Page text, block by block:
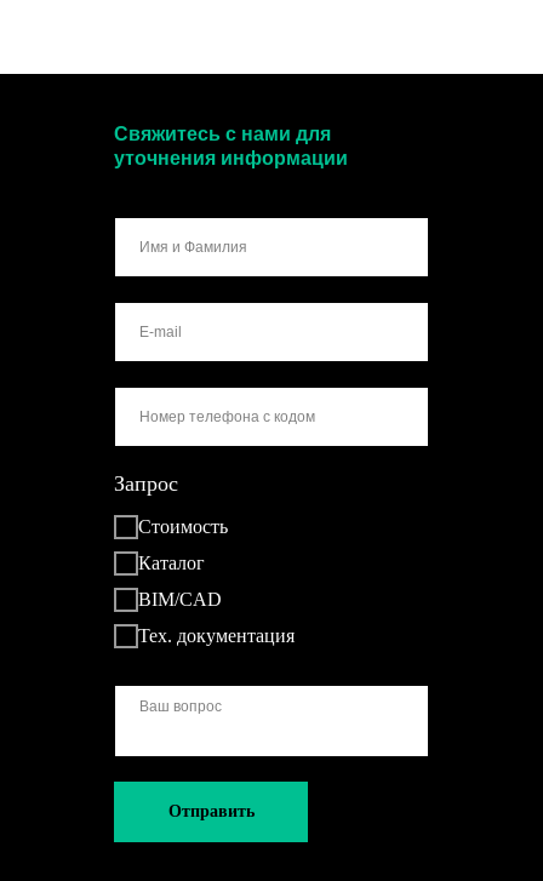
Запрос
Стоимость
Каталог
BIM/CAD
Тех. документация
Отправить
Свяжитесь с нами для
уточнения информации